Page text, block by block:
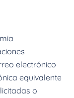
electrónico
equivalente
o